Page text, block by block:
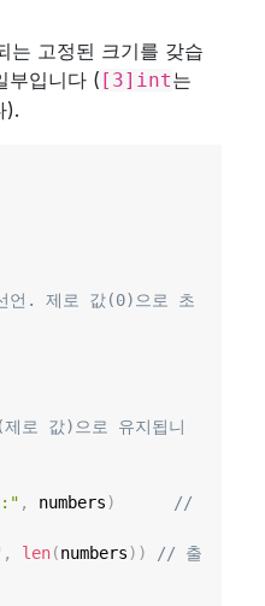
는 고정된 크기를 갖습
부입니다 ( [3]int는
).
언. 제로 값(0)으로 초
로 값)으로 유지됩니
:" , numbers)
//
, len(numbers) )
// 출